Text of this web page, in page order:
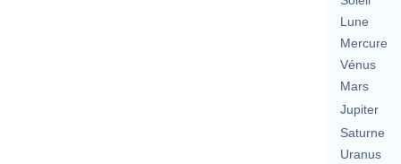
Lune
Mercure
Vénus
Mars
Jupiter
Saturne
Uranus